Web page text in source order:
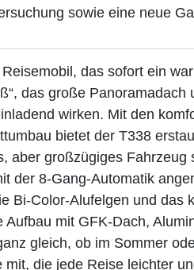
sowie eine neue
das sofort ein
das große
wirken. Mit den
bietet der T338
aber großzügiges Fahrzeug
der 8-Gang-Automatik
Bi-Color-Alufelgen und das
mit GFK-Dach,
gleich, ob im Sommer
die jede Reise leichter